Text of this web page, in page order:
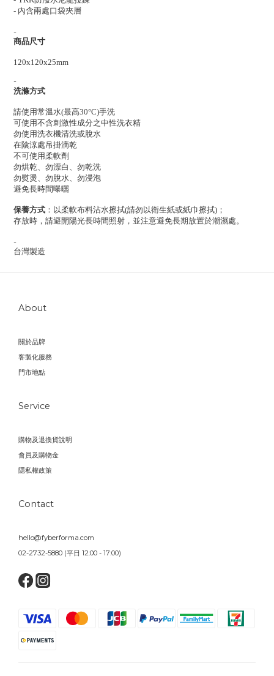
- 內含兩處口袋夾層
-
商品尺寸
120x120x25mm
-
洗滌方式
請使用常溫水(最高30°C)手洗
可使用不含刺激性成分之中性洗衣精
勿使用洗衣機清洗或脫水
在陰涼處吊掛滴乾
不可使用柔軟劑
勿烘乾、勿漂白、勿乾洗
勿熨燙、勿脫水、勿浸泡
避免長時間曝曬
保養方式 ：以柔軟布料沾水擦拭(請勿以衛生紙或紙巾擦拭)；
存放時，請避開陽光長時間照射，並注意避免長期放置於潮濕處。
-
台灣製造
About
關於品牌
客製化服務
門市地點
Service
購物及退換貨說明
會員及購物金
隱私權政策
Contact
hello@fyberforma.com
02-2732-5880 (平日 12:00 - 17:00)